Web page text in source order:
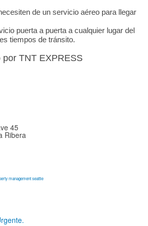
de un servicio aéreo para llegar
puerta a puerta a cualquier lugar del
tiempos de tránsito.
TNT EXPRESS
45
Ribera
management seattle